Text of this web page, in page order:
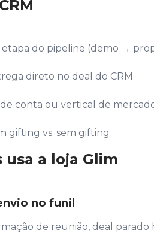
do pipeline (demo →
direto no deal do CRM
conta ou vertical de
gifting vs. sem gifting
usa a loja Glim
no funil
de reunião, deal parado